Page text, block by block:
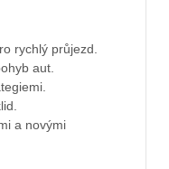
rychlý průjezd.
aut.
a novými